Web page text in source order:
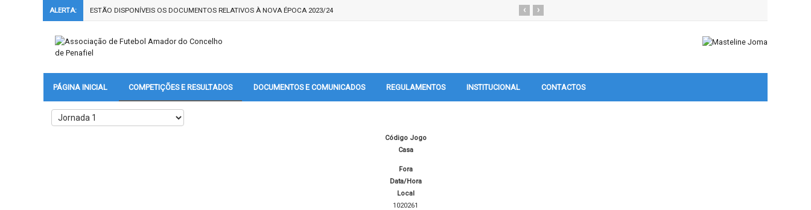
ALERTA: ESTÃO DISPONÍVEIS OS DOCUMENTOS RELATIVOS À NOVA ÉPOCA 2023/24 ›
‹
PÁGINA INICIAL COMPETIÇÕES E RESULTADOS DOCUMENTOS E COMUNICADOS REGULAMENTOS INSTITUCIONAL CONTACTOS
Código Jogo
Casa
Fora
Data/Hora
Local
1020261